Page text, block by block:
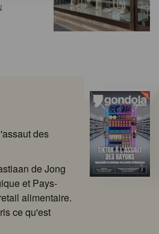
des
de Jong
et Pays-
alimentaire.
ce qu'est